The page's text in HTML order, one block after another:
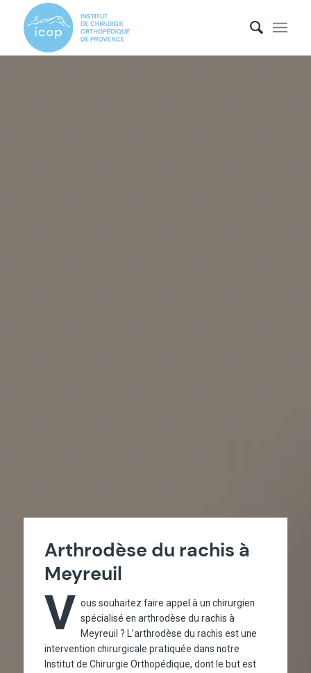
Arthrodèse du rachis à
Meyreuil
V ous souhaitez faire appel à un chirurgien
spécialisé en arthrodèse du rachis à
Meyreuil ? L’arthrodèse du rachis est une
intervention chirurgicale pratiquée dans notre
Institut de Chirurgie Orthopédique, dont le but est